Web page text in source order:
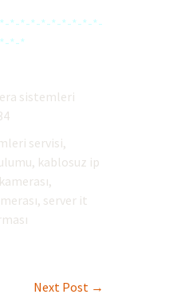
*-*-*-*-*-*-*-*-*-
*-*
sistemleri
servisi,
kablosuz ip
server it
Next Post →